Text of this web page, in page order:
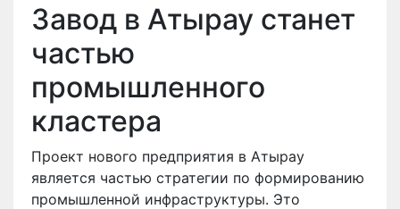
Завод в Атырау станет
частью
промышленного
кластера
Проект нового предприятия в Атырау
является частью стратегии по формированию
промышленной инфраструктуры. Это